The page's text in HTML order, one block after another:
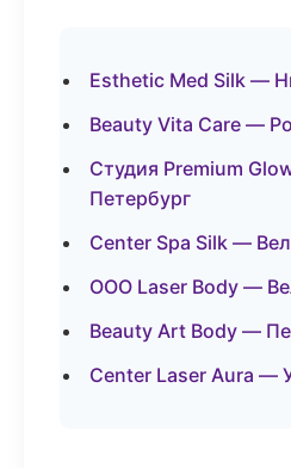
Esthetic Med Silk —
Beauty Vita Care —
Студия Premium
Петербург
Center Spa Silk —
ООО Laser Body —
Beauty Art Body —
Center Laser Aura —